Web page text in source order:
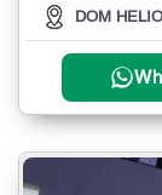
DOM